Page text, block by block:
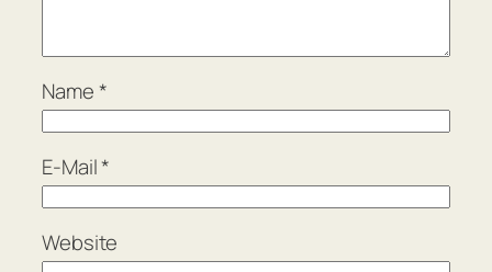
Name*
E-Mail*
Website